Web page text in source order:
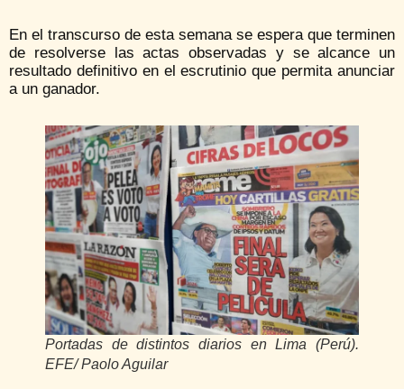
En el transcurso de esta semana se espera que terminen
de resolverse las actas observadas y se alcance un
resultado definitivo en el escrutinio que permita anunciar
a un ganador.
Portadas de distintos diarios en Lima (Perú).
EFE/ Paolo Aguilar